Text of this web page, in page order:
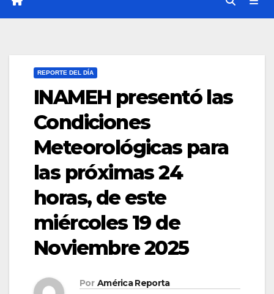
REPORTE DEL DÍA
INAMEH presentó las
Condiciones
Meteorológicas para
las próximas 24
horas, de este
miércoles 19 de
Noviembre 2025
Por América Reporta